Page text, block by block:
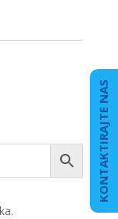
KONTAKTIRAJTE NAS